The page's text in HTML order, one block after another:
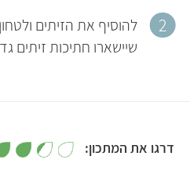
להוסיף את הזיתים
שיישארו חתיכות זיתים
דרגו את המתכון: